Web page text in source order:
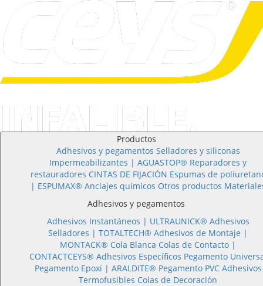
Productos
Adhesivos y pegamentos Selladores y siliconas
Impermeabilizantes | AGUASTOP® Reparadores y
restauradores CINTAS DE FIJACIÓN Espumas de
| ESPUMAX® Anclajes químicos Otros productos
Adhesivos y pegamentos
Adhesivos Instantáneos | ULTRAUNICK® Adhesivos
Selladores | TOTALTECH®
Adhesivos de Montaje |
MONTACK® Cola Blanca
Colas de Contacto |
CONTACTCEYS® Adhesivos Específicos Pegamento
Pegamento Epoxi | ARALDITE® Pegamento PVC Adhesivos
Termofusibles Colas de Decoración